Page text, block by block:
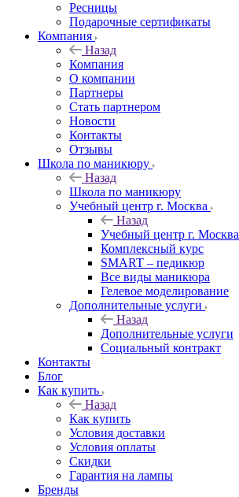
Ресницы
Подарочные сертификаты
Компания
Назад
Компания
О компании
Партнеры
Стать партнером
Новости
Контакты
Отзывы
Школа по маникюру
Назад
Школа по маникюру
Учебный центр г. Москва
Назад
Учебный центр г. Москва
Комплексный курс
SMART – педикюр
Все виды маникюра
Гелевое моделирование
Дополнительные услуги
Назад
Дополнительные услуги
Социальный контракт
Контакты
Блог
Как купить
Назад
Как купить
Условия доставки
Условия оплаты
Скидки
Гарантия на лампы
Бренды